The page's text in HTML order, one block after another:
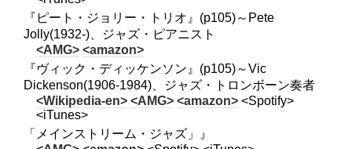
『ピート・ジョリー・トリオ』(p105)～Pete
Jolly(1932-)、ジャズ・ピアニスト
<AMG> <amazon>
『ヴィック・ディッケンソン』(p105)～Vic
Dickenson(1906-1984)、ジャズ・トロンボーン奏者
<Wikipedia-en> <AMG> <amazon> <Spotify>
<iTunes>
「メインストリーム・ジャズ」』